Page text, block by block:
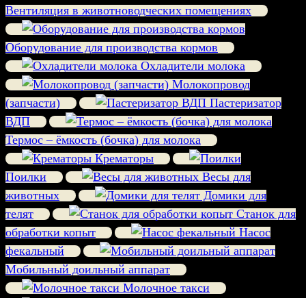
Вентиляция в животноводческих помещениях
Оборудование для производства кормов
Охладители молока
Молокопровод
(запчасти)
Пастеризатор
ВДП
Термос – ёмкость (бочка) для молока
Крематоры
Поилки
Весы для
животных
Домики для
телят
Станок для
обработки копыт
Насос
фекальный
Мобильный доильный аппарат
Молочное такси